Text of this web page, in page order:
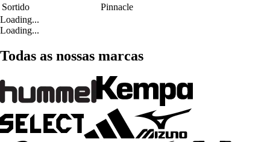
Sortido
Pinnacle
Loading...
Loading...
Todas as nossas marcas